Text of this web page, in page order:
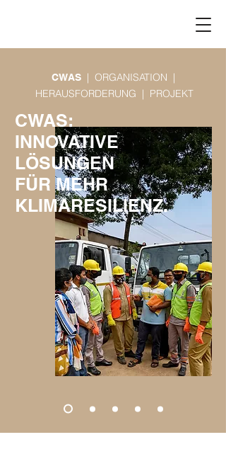
CWAS| ORGANISATION |
HERAUSFORDERUNG | PROJEKT
CWAS:
INNOVATIVE
LÖSUNGEN
FÜR MEHR
KLIMARESILIENZ.